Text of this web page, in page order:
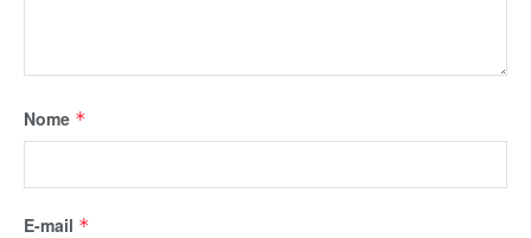
Nome *
E-mail *